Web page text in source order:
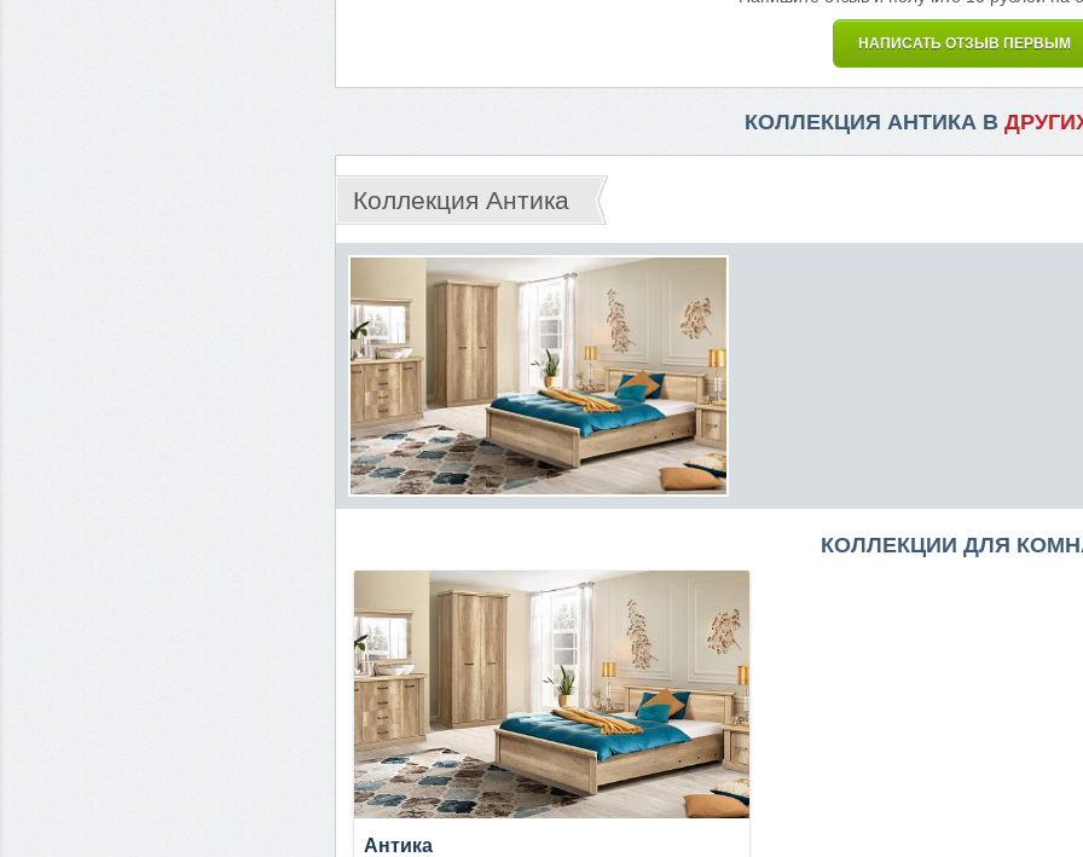
НАПИСАТЬ ОТЗЫВ ПЕРВЫМ
КОЛЛЕКЦИЯ АНТИКА В
Коллекция Антика
КОЛЛЕКЦИИ ДЛЯ
Антика